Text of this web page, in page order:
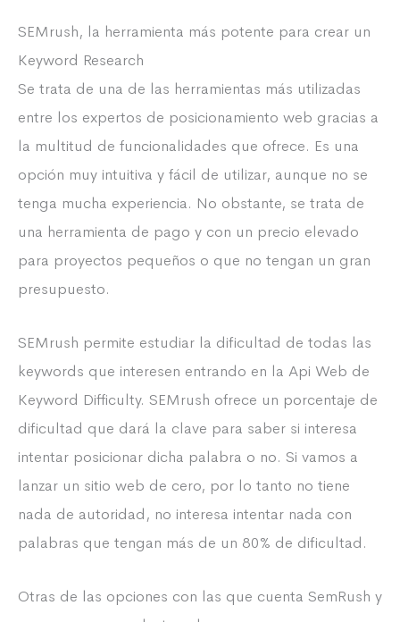
SEMrush, la herramienta más potente para crear un
Keyword Research
Se trata de una de las herramientas más utilizadas
entre los expertos de posicionamiento web gracias a
la multitud de funcionalidades que ofrece. Es una
opción muy intuitiva y fácil de utilizar, aunque no se
tenga mucha experiencia. No obstante, se trata de
una herramienta de pago y con un precio elevado
para proyectos pequeños o que no tengan un gran
presupuesto.
SEMrush permite estudiar la dificultad de todas las
keywords que interesen entrando en la Api Web de
Keyword Difficulty. SEMrush ofrece un porcentaje de
dificultad que dará la clave para saber si interesa
intentar posicionar dicha palabra o no. Si vamos a
lanzar un sitio web de cero, por lo tanto no tiene
nada de autoridad, no interesa intentar nada con
palabras que tengan más de un 80% de dificultad.
Otras de las opciones con las que cuenta SemRush y